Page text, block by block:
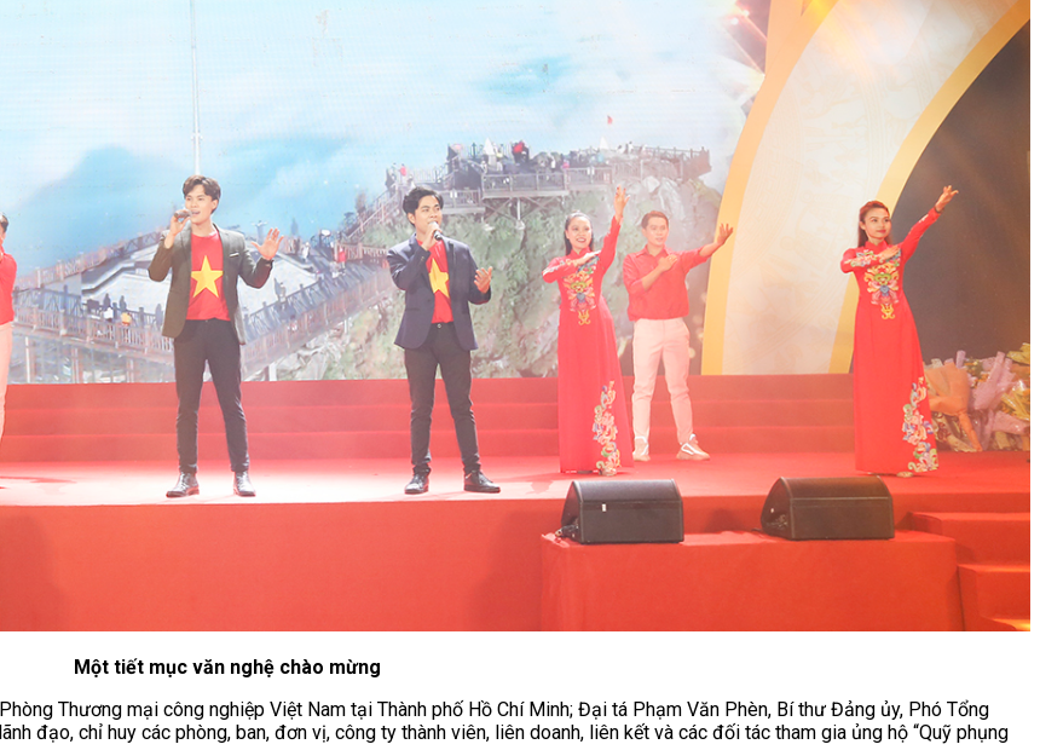
Một tiết mục văn nghệ chào mừng
Thương mại công nghiệp Việt Nam tại Thành phố Hồ Chí Minh; Đại tá Phạm Văn Phèn, Bí thư Đảng ủy, Phó Tổng
đạo, chỉ huy các phòng, ban, đơn vị, công ty thành viên, liên doanh, liên kết và các đối tác tham gia ủng hộ “Quỹ phụng